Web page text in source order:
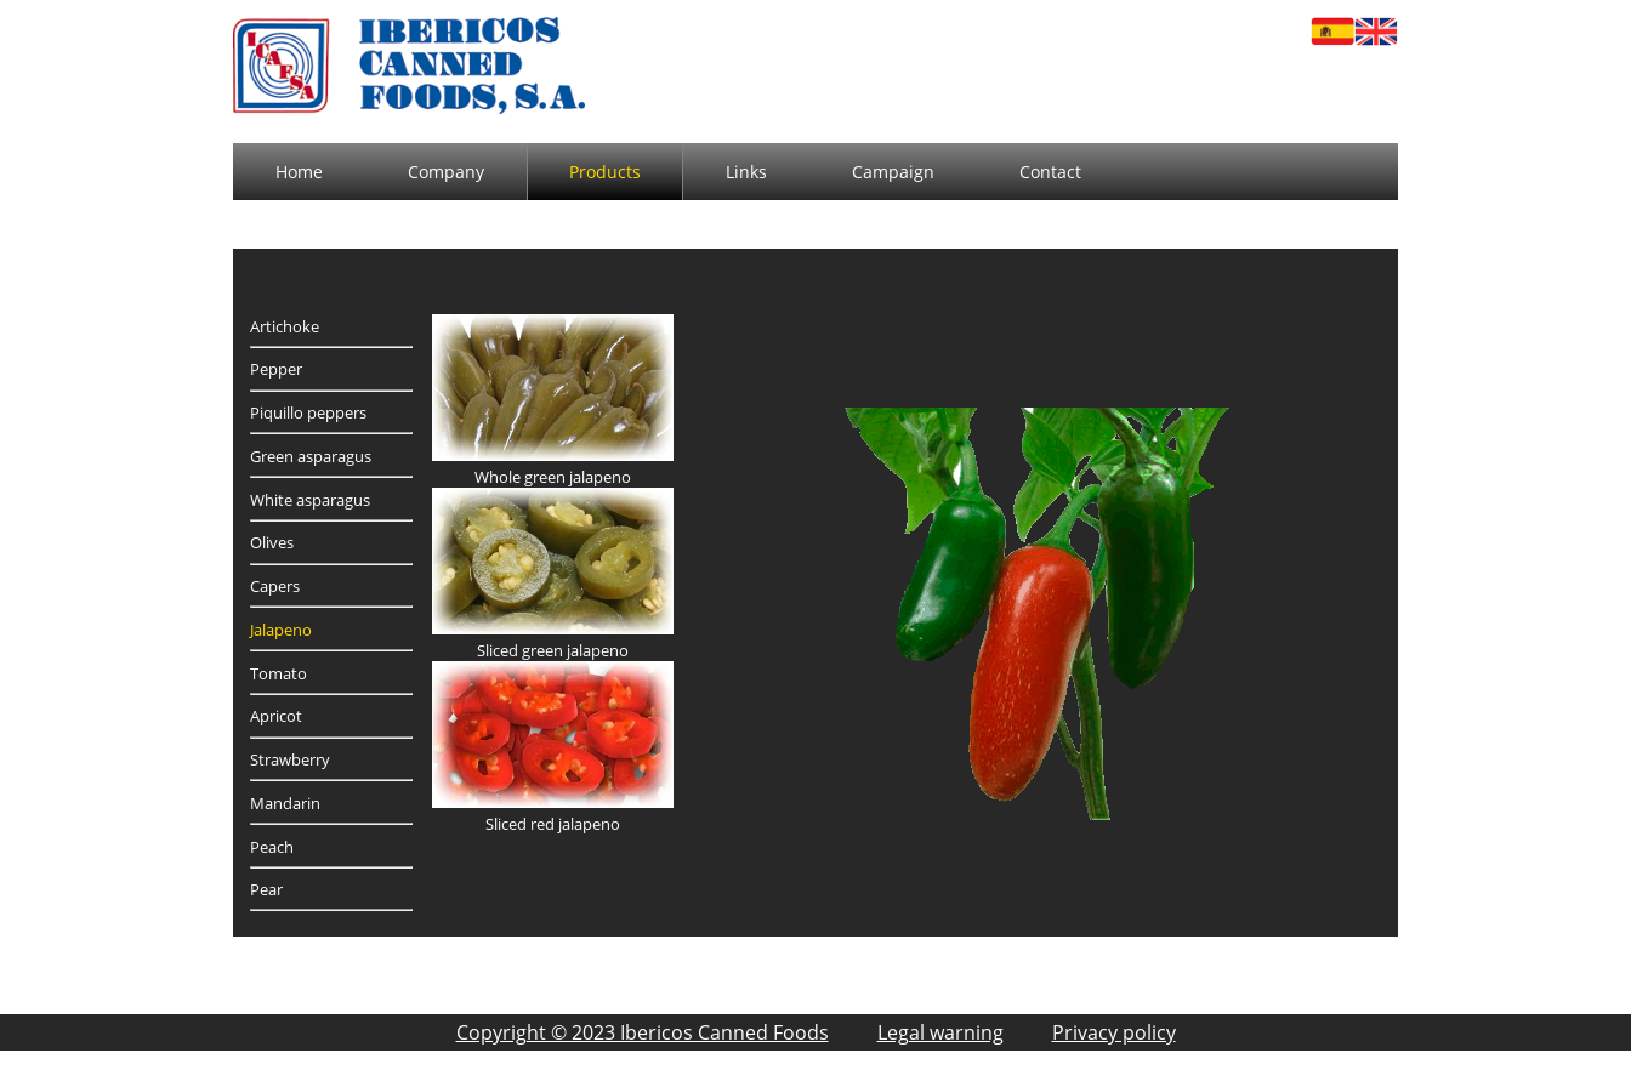
Home Company Products Links Campaign Contact
Artichoke
Whole green jalapeno
Pepper
Piquillo peppers
Green asparagus
White asparagus
Sliced green jalapeno
Olives
Capers
Jalapeno
Tomato
Sliced red jalapeno
Apricot
Strawberry
Mandarin
Peach
Pear
Copyright © 2023 Ibericos Canned Foods Legal warning Privacy policy